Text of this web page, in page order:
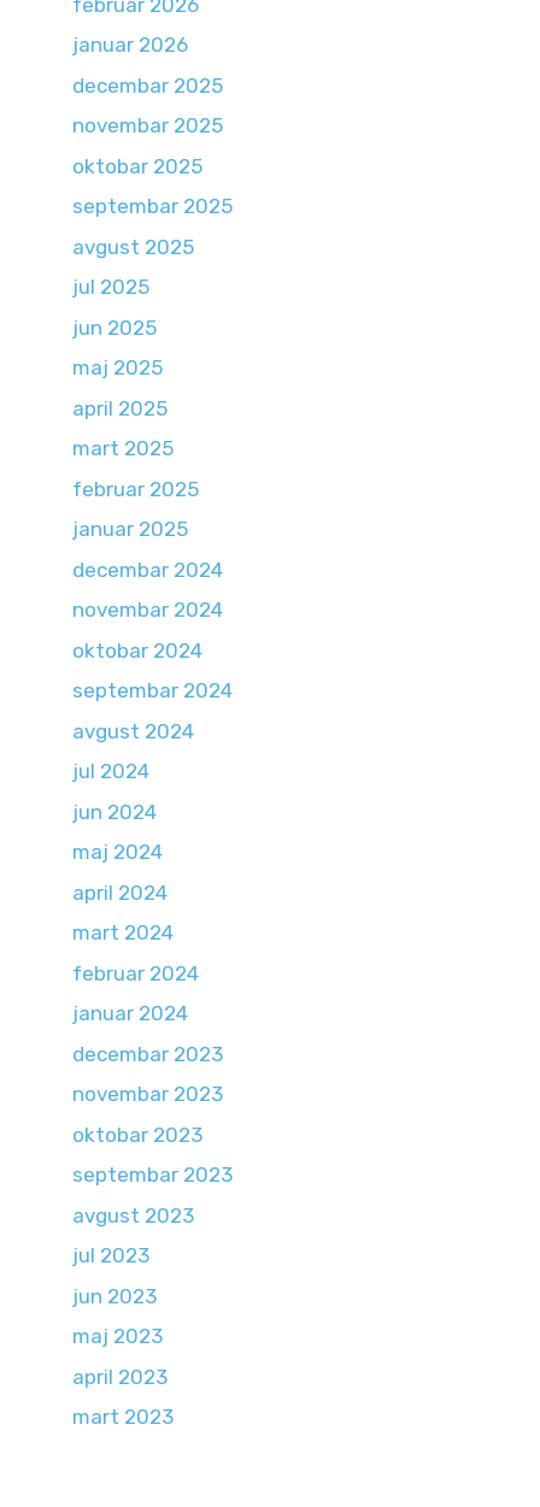
januar 2026
decembar 2025
novembar 2025
oktobar 2025
septembar 2025
avgust 2025
jul 2025
jun 2025
maj 2025
april 2025
mart 2025
februar 2025
januar 2025
decembar 2024
novembar 2024
oktobar 2024
septembar 2024
avgust 2024
jul 2024
jun 2024
maj 2024
april 2024
mart 2024
februar 2024
januar 2024
decembar 2023
novembar 2023
oktobar 2023
septembar 2023
avgust 2023
jul 2023
jun 2023
maj 2023
april 2023
mart 2023